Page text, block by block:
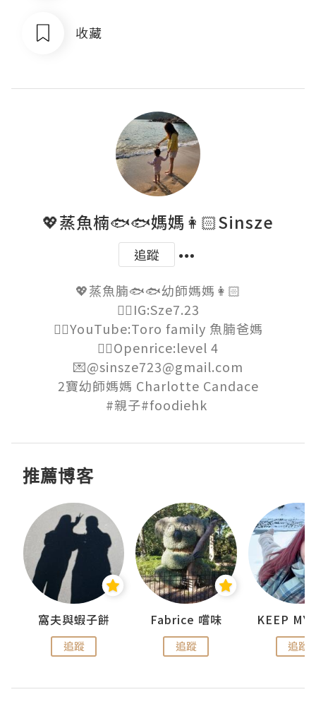
收藏
💖蒸魚楠🐟🐟媽媽👩🏻Sinsze
追蹤
💖蒸魚腩🐟🐟幼師媽媽👩🏻
👉🏻IG:Sze7.23
👉🏻YouTube:Toro family 魚腩爸媽
👉🏻Openrice:level 4
💌@sinsze723@gmail.com
2寶幼師媽媽 Charlotte Candace
#親子#foodiehk
推薦博客
窩夫與蝦子餅
追蹤
Fabrice 嚐味
追蹤 追蹤